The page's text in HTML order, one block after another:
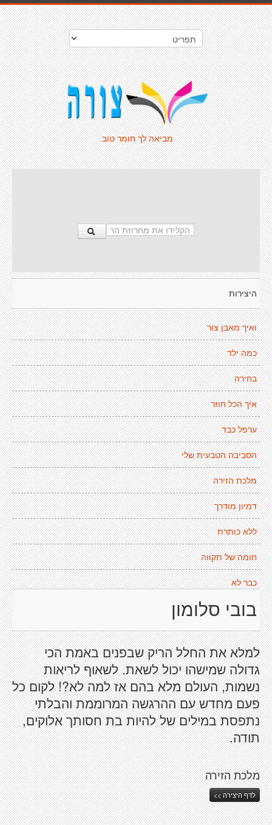
מביאה לך חומר טוב.
היצירות
ואיך מאבן צור
כמה ילד
בחירה
איך הכל חוזר
ערפל כבד
הסביבה הטבעית שלי
מלכת הזירה
דמיון מודרך
ללא כותרת
חומה של תקווה
כבר לא
בובי סלומון
למלא את החלל הריק שבפנים באמת הכי
גדולה שמישהו יכול לשאת. לשאוף לריאות
נשמות, העולם מלא בהם אז למה לא?! לקום כל
פעם מחדש עם ההרגשה המרוממת והבלתי
נתפסת במילים של להיות בת חסותך אלוקים,
תודה.
מלכת הזירה
לדף היצירה >>